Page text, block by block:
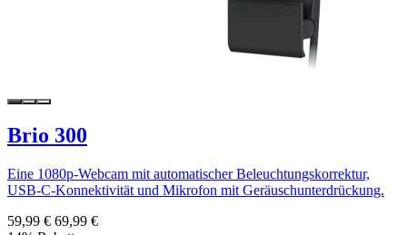
Brio 300
Eine 1080p-Webcam mit automatischer Beleuchtungskorrektur,
USB-C-Konnektivität und Mikrofon mit Geräuschunterdrückung.
59,99 € 69,99 €